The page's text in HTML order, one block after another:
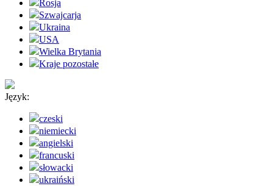
Rosja
Szwajcarja
Ukraina
USA
Wielka Brytania
Kraje pozostałe
Język:
czeski
niemiecki
angielski
francuski
słowacki
ukraiński